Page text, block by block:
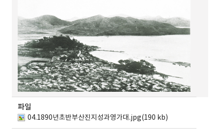
파일
04.1890년초반부산진지성과영가대.jpg(190 kb)